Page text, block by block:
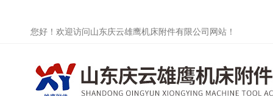
您好！欢迎访问山东庆云雄鹰机床附件有限公司网站！